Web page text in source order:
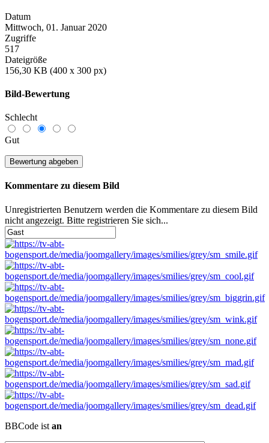
Datum
Mittwoch, 01. Januar 2020
Zugriffe
517
Dateigröße
156,30 KB (400 x 300 px)
Bild-Bewertung
Schlecht
Gut
Kommentare zu diesem Bild
Unregistrierten Benutzern werden die Kommentare zu diesem Bild
nicht angezeigt. Bitte registrieren Sie sich...
BBCode ist an